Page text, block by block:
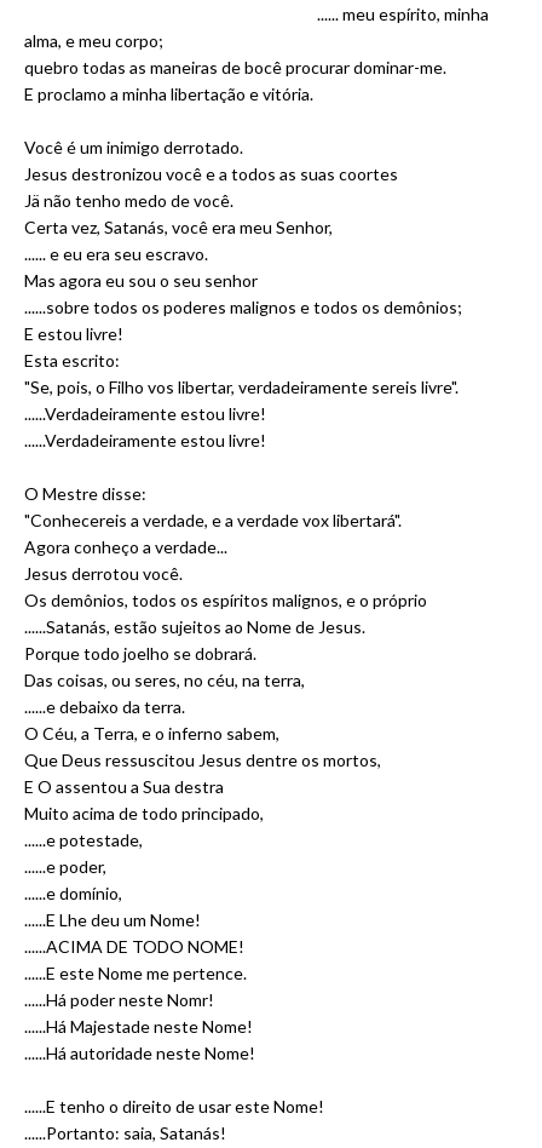
...... meu espírito, minha
alma, e meu corpo;
quebro todas as maneiras de bocê procurar dominar-me.
E proclamo a minha libertação e vitória.
Você é um inimigo derrotado.
Jesus destronizou você e a todos as suas coortes
Jä não tenho medo de você.
Certa vez, Satanás, você era meu Senhor,
...... e eu era seu escravo.
Mas agora eu sou o seu senhor
......sobre todos os poderes malignos e todos os demônios;
E estou livre!
Esta escrito:
"Se, pois, o Filho vos libertar, verdadeiramente sereis livre".
......Verdadeiramente estou livre!
......Verdadeiramente estou livre!
O Mestre disse:
"Conhecereis a verdade, e a verdade vox libertará".
Agora conheço a verdade...
Jesus derrotou você.
Os demônios, todos os espíritos malignos, e o próprio
......Satanás, estão sujeitos ao Nome de Jesus.
Porque todo joelho se dobrará.
Das coisas, ou seres, no céu, na terra,
......e debaixo da terra.
O Céu, a Terra, e o inferno sabem,
Que Deus ressuscitou Jesus dentre os mortos,
E O assentou a Sua destra
Muito acima de todo principado,
......e potestade,
......e poder,
......e domínio,
......E Lhe deu um Nome!
......ACIMA DE TODO NOME!
......E este Nome me pertence.
......Há poder neste Nomr!
......Há Majestade neste Nome!
......Há autoridade neste Nome!
......E tenho o direito de usar este Nome!
......Portanto: saia, Satanás!